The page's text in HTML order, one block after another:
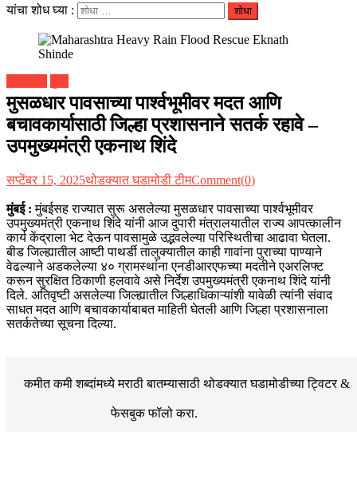
यांचा शोध घ्या :
मुसळधार पावसाच्या पार्श्वभूमीवर मदत आणि
बचावकार्यासाठी जिल्हा प्रशासनाने सतर्क रहावे –
उपमुख्यमंत्री एकनाथ शिंदे
सप्टेंबर 15, 2025थोडक्यात घडामोडी टीमComment(0)
मुंबई : मुंबईसह राज्यात सुरू असलेल्या मुसळधार पावसाच्या पार्श्वभूमीवर
उपमुख्यमंत्री एकनाथ शिंदे यांनी आज दुपारी मंत्रालयातील राज्य आपत्कालीन
कार्य केंद्राला भेट देऊन पावसामुळे उद्भवलेल्या परिस्थितीचा आढावा घेतला.
बीड जिल्ह्यातील आष्टी पाथर्डी तालुक्यातील काही गावांना पुराच्या पाण्याने
वेढल्याने अडकलेल्या ४० ग्रामस्थांना एनडीआरएफच्या मदतीने एअरलिफ्ट
करून सुरक्षित ठिकाणी हलवावे असे निर्देश उपमुख्यमंत्री एकनाथ शिंदे यांनी
दिले. अतिवृष्टी असलेल्या जिल्ह्यातील जिल्हाधिकाऱ्यांशी यावेळी त्यांनी संवाद
साधत मदत आणि बचावकार्याबाबत माहिती घेतली आणि जिल्हा प्रशासनाला
सतर्कतेच्या सूचना दिल्या.
कमीत कमी शब्दांमध्ये मराठी बातम्यासाठी थोडक्यात घडामोडीच्याट्विटर &
फेसबुकफॉलो करा.